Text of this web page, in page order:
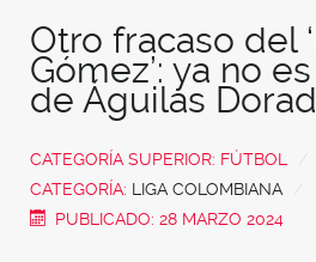
Otro fracaso del
Gómez’: ya no
de Águilas
CATEGORÍA SUPERIOR: FÚTBOL
CATEGORÍA: LIGA COLOMBIANA
PUBLICADO: 28 MARZO 2024